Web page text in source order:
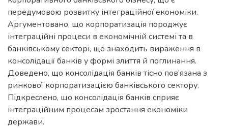
передумовою розвитку інтеграційної економіки.
Аргументовано, що корпоратизація породжує
інтеграційні процеси в економічній системі та в
банківському секторі, що знаходить вираження в
консолідації банків у формі злиття й поглинання.
Доведено, що консолідація банків тісно пов’язана з
ринкової корпоратизацією банківського сектору.
Підкреслено, що консолідація банків сприяє
інтеграційним процесам зростання економіки
держави.